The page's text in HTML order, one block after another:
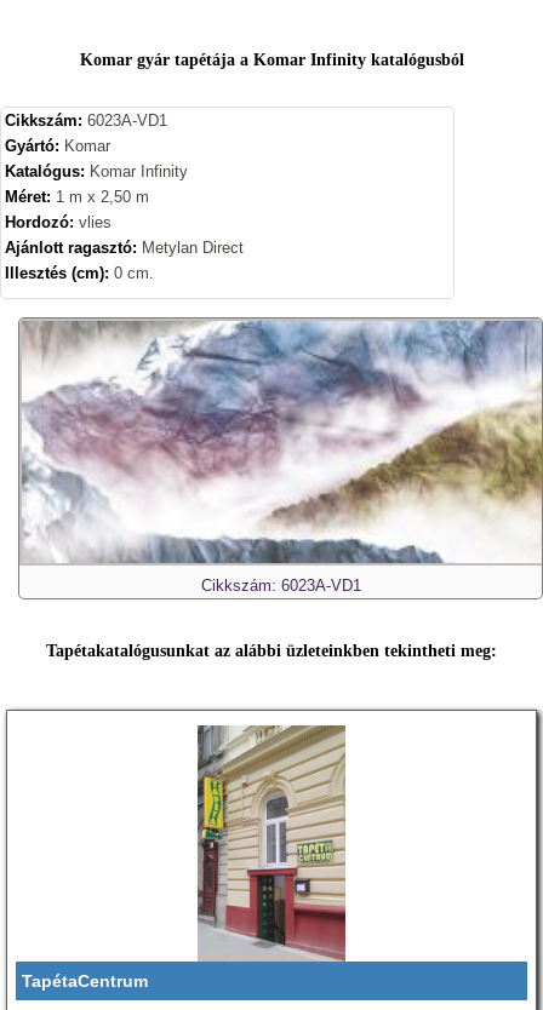
Komar gyár tapétája a Komar Infinity katalógusból
Cikkszám: 6023A-VD1
Gyártó: Komar
Katalógus: Komar Infinity
Méret: 1 m x 2,50 m
Hordozó: vlies
Ajánlott ragasztó: Metylan Direct
Illesztés (cm): 0 cm.
Cikkszám: 6023A-VD1
Tapétakatalógusunkat az alábbi üzleteinkben tekintheti meg:
TapétaCentrum